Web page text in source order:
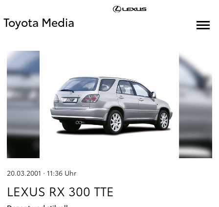
Toyota Media
20.03.2001 · 11:36 Uhr
LEXUS RX 300 TTE